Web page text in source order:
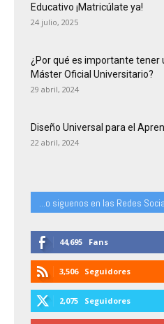
Educativo ¡Matricúlate ya!
24 julio, 2025
¿Por qué es importante tener
Máster Oficial Universitario?
29 abril, 2024
Diseño Universal para el
22 abril, 2024
...o siguenos en las Redes
44,695 Fans
3,506 Seguidores
2,075 Seguidores